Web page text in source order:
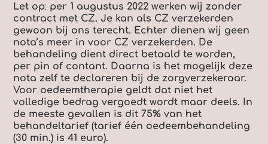
Let op: per 1 augustus 2022 werken wij zonder
contract met CZ. Je kan als CZ verzekerden
gewoon bij ons terecht. Echter dienen wij geen
nota’s meer in voor CZ verzekerden. De
behandeling dient direct betaald te worden,
per pin of contant. Daarna is het mogelijk deze
nota zelf te declareren bij de zorgverzekeraar.
Voor oedeemtherapie geldt dat niet het
volledige bedrag vergoedt wordt maar deels. In
de meeste gevallen is dit 75% van het
behandeltarief (tarief één oedeembehandeling
(30 min.) is 41 euro).